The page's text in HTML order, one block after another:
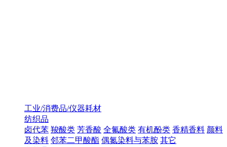
工业/消费品/仪器耗材
纺织品
卤代苯 羧酸类 芳香酸 全氟酸类 有机酚类 香精香料 颜料
及染料 邻苯二甲酸酯 偶氮染料与苯胺 其它